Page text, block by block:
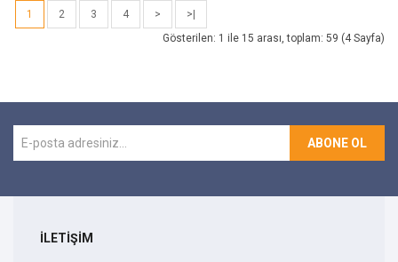
1 2 3 4 >
>|
Gösterilen: 1 ile 15 arası, toplam: 59 (4 Sayfa)
ABONE OL
İLETİŞİM